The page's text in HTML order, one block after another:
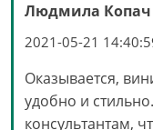
Людмила Копач
2021-05-21
Оказывается,
удобно и
консультантам,